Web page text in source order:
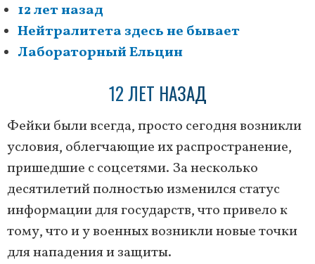
12 лет назад
Нейтралитета здесь не бывает
Лабораторный Ельцин
12 ЛЕТ НАЗАД
Фейки были всегда, просто сегодня возникли
условия, облегчающие их распространение,
пришедшие с соцсетями. За несколько
десятилетий полностью изменился статус
информации для государств, что привело к
тому, что и у военных возникли новые точки
для нападения и защиты.